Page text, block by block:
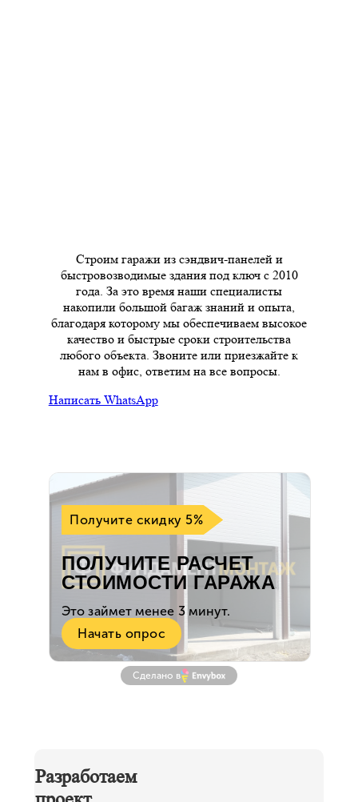
Строим гаражи из сэндвич-панелей и
быстровозводимые здания под ключ с 2010
года. За это время наши специалисты
накопили большой багаж знаний и опыта,
благодаря которому мы обеспечиваем высокое
качество и быстрые сроки строительства
любого объекта. Звоните или приезжайте к
нам в офис, ответим на все вопросы.
Написать WhatsApp
Сделано в
Разработаем